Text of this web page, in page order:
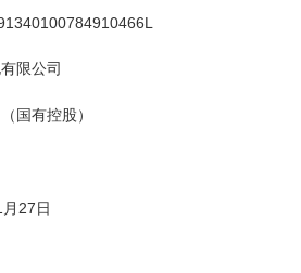
限公司
国有控股）
27日